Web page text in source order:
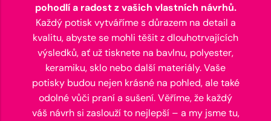
pohodlí a radost z vašich vlastních návrhů.
Každý potisk vytváříme s důrazem na detail a
kvalitu, abyste se mohli těšit z dlouhotrvajících
výsledků, ať už tisknete na bavlnu, polyester,
keramiku, sklo nebo další materiály. Vaše
potisky budou nejen krásné na pohled, ale také
odolné vůči praní a sušení. Věříme, že každý
váš návrh si zaslouží to nejlepší – a my jsme tu,